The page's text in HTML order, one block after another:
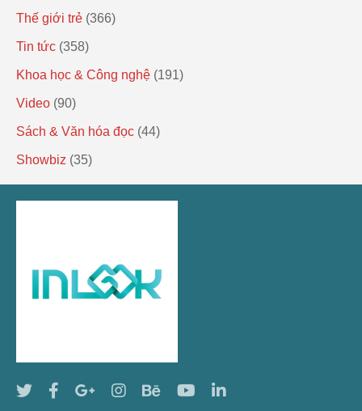
Thế giới trẻ (366)
Tin tức (358)
Khoa học & Công nghệ (191)
Video (90)
Sách & Văn hóa đọc (44)
Showbiz (35)